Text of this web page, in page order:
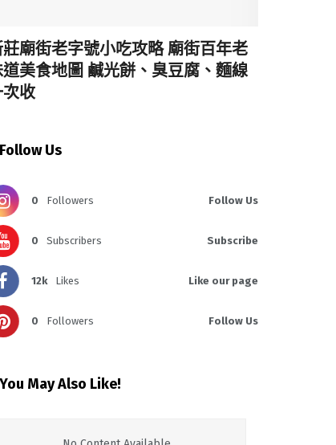
廟街老字號小吃攻略 廟街百年老
道美食地圖 鹹光餅、臭豆腐、麵線
收
Follow Us
0 Followers Follow Us
0 Subscribers Subscribe
12k Likes Like our page
0 Followers Follow Us
You May Also Like!